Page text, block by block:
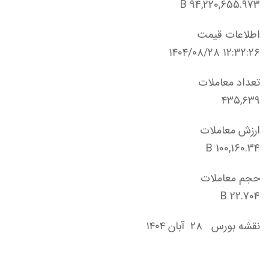
94,220,655.973 B
اطلاعات قیمت
۱۴۰۴/۰۸/۲۸ ۱۲:۳۲:۲۶
تعداد معاملات
۴۳۵,۶۳۹
ارزش معاملات
100,160.34 B
حجم معاملات
22.704 B
نقشه بورس ۲۸ آبان ۱۴۰۴